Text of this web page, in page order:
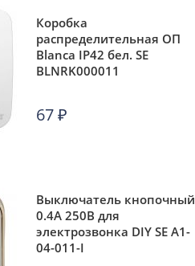
Коробка
распределительная ОП
Blanca IP42 бел. SE
BLNRK000011
67₽
Выключатель кнопочный
0.4А 250В для
электрозвонка DIY SE A1-
04-011-I